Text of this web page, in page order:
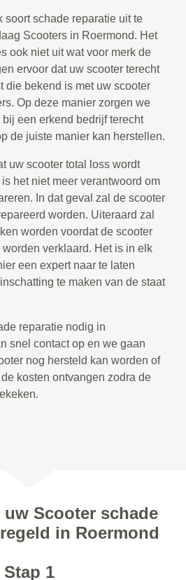
soort schade reparatie uit te
Scooters in Roermond. Het
ook niet uit wat voor merk de
ervoor dat uw scooter terecht
die bekend is met uw scooter
Op deze manier zorgen we
een erkend bedrijf terecht
de juiste manier kan herstellen.
uw scooter total loss wordt
het niet meer verantwoord om
In dat geval zal de scooter
worden. Uiteraard zal
worden voordat de scooter
verklaard. Het is in elk
een expert naar te laten
te maken van de staat
reparatie nodig in
snel contact op en we gaan
nog hersteld kan worden of
kosten ontvangen zodra de
Scooter schade
in Roermond
Stap 1